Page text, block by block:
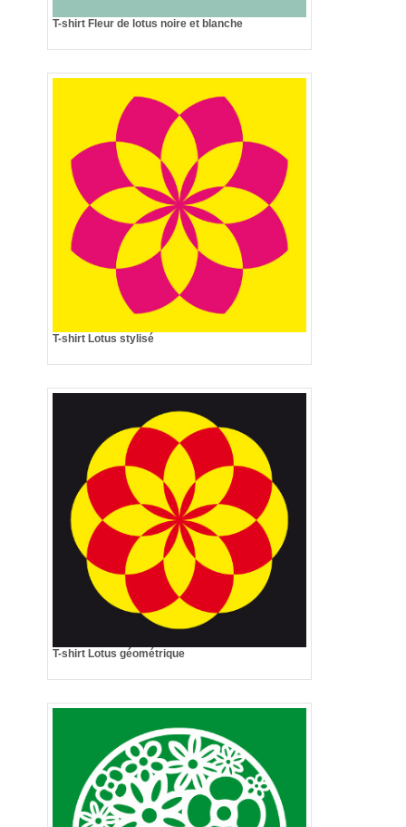
T-shirt Fleur de lotus noire et blanche
T-shirt Lotus stylisé
T-shirt Lotus géométrique